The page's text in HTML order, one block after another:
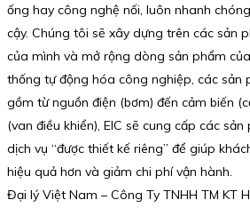
ống hay công nghệ nối, luôn nhanh
cậy. Chúng tôi sẽ xây dựng trên các sản
của mình và mở rộng dòng sản phẩm
thống tự động hóa công nghiệp, các sản
gồm từ nguồn điện (bơm) đến cảm biến
(van điều khiển), EIC sẽ cung cấp các
dịch vụ “được thiết kế riêng” để giúp
hiệu quả hơn và giảm chi phí vận hành.
Đại lý Việt Nam – Công Ty TNHH TM KT